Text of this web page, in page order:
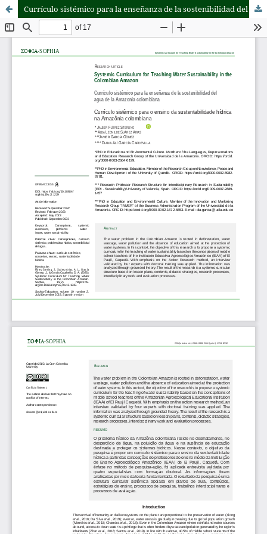
Currículo sistémico para la enseñanza de la sostenibilidad del agua de la Amazonia colombiana